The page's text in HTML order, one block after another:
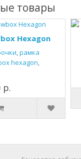
товары
Hexagon
,рамка
hexagon,
р.